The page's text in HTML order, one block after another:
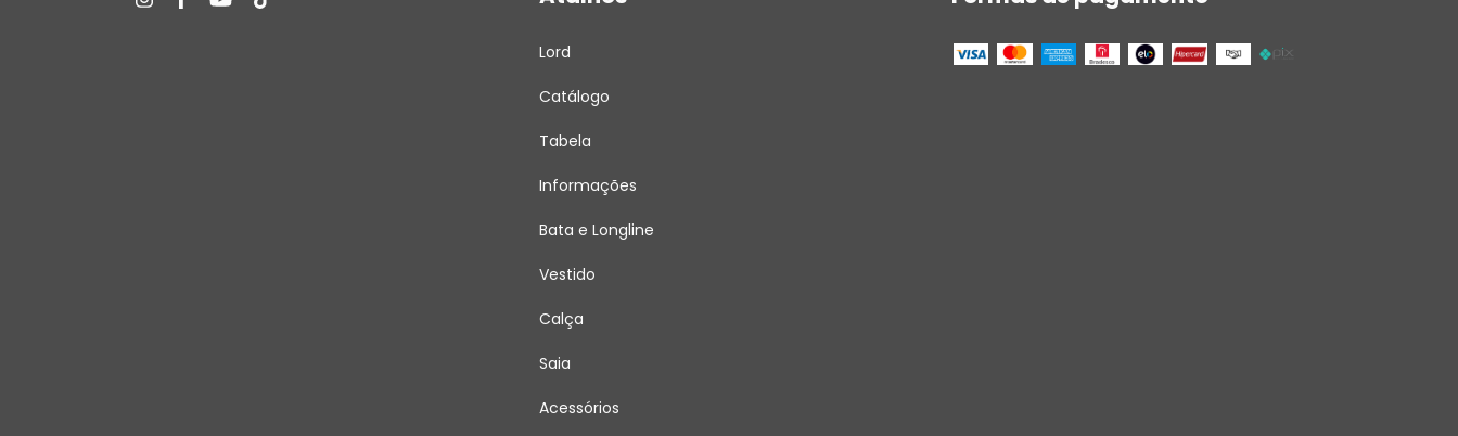
Lord
Catálogo
Tabela
Informações
Bata e Longline
Vestido
Calça
Saia
Acessórios